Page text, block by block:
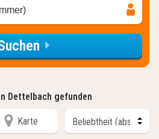
Dettelbach gefunden
Karte